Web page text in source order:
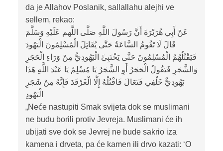
da je Allahov Poslanik, sallallahu alejhi ve
sellem, rekao:
عَنْ أَبِي هُرَيْرَةَ أَنَّ رَسُولَ اللَّهِ صَلَّى اللَّهم عَلَيْهِ وَسَلَّمَ
قَالَ لَا تَقُومُ السَّاعَةُ حَتَّى يُقَاتِلَ الْمُسْلِمُونَ الْيَهُودَ
فَيَقْتُلُهُمُ الْمُسْلِمُونَ حَتَّى يَخْتَبِئَ الْيَهُودِيُّ مِنْ وَرَاءِ الْحَجَرِ
وَالشَّجَرِ فَيَقُولُ الْحَجَرُ أَوِ الشَّجَرُ يَا مُسْلِمُ يَا عَبْدَ اللَّهِ هَذَا
يَهُودِيٌّ خَلْفِي فَتَعَالَ فَاقْتُلْهُ إِلَّا الْغَرْقَدَ فَإِنَّهُ مِنْ شَجَرِ
الْيَهُودِ
„Neće nastupiti Smak svijeta dok se muslimani
ne budu borili protiv Jevreja. Muslimani će ih
ubijati sve dok se Jevrej ne bude sakrio iza
kamena i drveta, pa će kamen ili drvo kazati: ‘O